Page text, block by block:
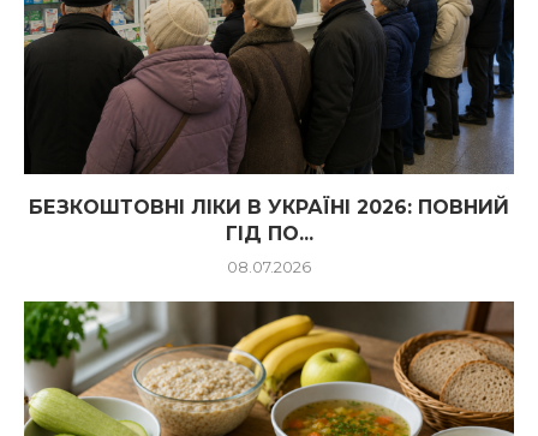
БЕЗКОШТОВНІ ЛІКИ В УКРАЇНІ 2026: ПОВНИЙ
ГІД ПО...
08.07.2026